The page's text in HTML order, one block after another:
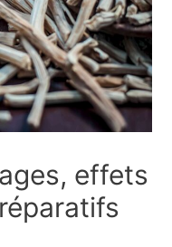
effets